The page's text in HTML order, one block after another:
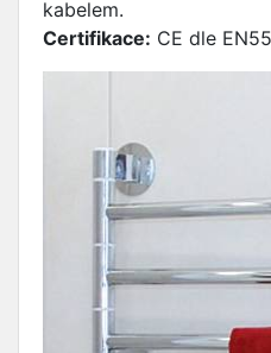
kabelem.
Certifikace: CE dle